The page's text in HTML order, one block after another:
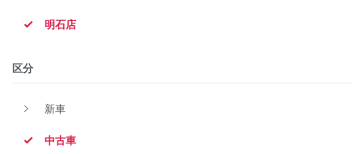
明石店
区分
新車
中古車
メーカー